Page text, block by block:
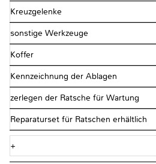
Kreuzgelenke
sonstige Werkzeuge
Koffer
Kennzeichnung der Ablagen
zerlegen der Ratsche für Wartung
Reparaturset für Ratschen erhältlich
+